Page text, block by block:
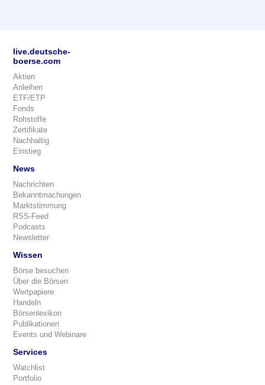
live.deutsche-
boerse.com
Aktien
Anleihen
ETF/ETP
Fonds
Rohstoffe
Zertifikate
Nachhaltig
Einstieg
News
Nachrichten
Bekanntmachungen
Marktstimmung
RSS-Feed
Podcasts
Newsletter
Wissen
Börse besuchen
Über die Börsen
Wertpapiere
Handeln
Börsenlexikon
Publikationen
Events und Webinare
Services
Watchlist
Portfolio